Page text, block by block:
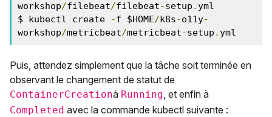
workshop/filebeat/filebeat-setup . yml
$ kubectl create
-f $HOME/k8s-o11y-
workshop/metricbeat/metricbeat-setup . yml
Puis, attendez simplement que la tâche soit terminée en
observant le changement de statut de
ContainerCreationà Running, et enfin à
Completed avec la commande kubectl suivante :